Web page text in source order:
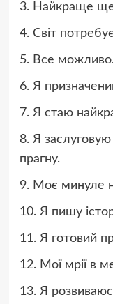
3. Найкраще
4. Світ
5. Все можливо.
6. Я
7. Я стаю
8. Я
прагну.
9. Моє минуле
10. Я пишу
11. Я готовий
12. Мої мрії в
13. Я